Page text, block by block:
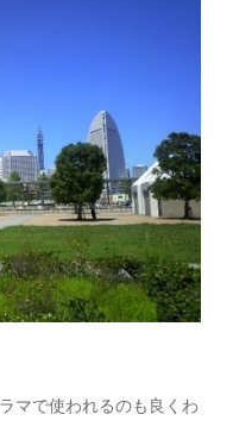
マで使われるのも良くわ